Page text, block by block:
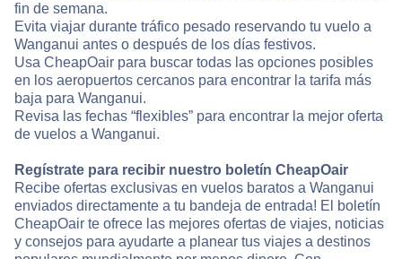
fin de semana.
Evita viajar durante tráfico pesado reservando tu vuelo a
Wanganui antes o después de los días festivos.
Usa CheapOair para buscar todas las opciones posibles
en los aeropuertos cercanos para encontrar la tarifa más
baja para Wanganui.
Revisa las fechas “flexibles” para encontrar la mejor oferta
de vuelos a Wanganui.
Regístrate para recibir nuestro boletín CheapOair
Recibe ofertas exclusivas en vuelos baratos a Wanganui
enviados directamente a tu bandeja de entrada! El boletín
CheapOair te ofrece las mejores ofertas de viajes, noticias
y consejos para ayudarte a planear tus viajes a destinos